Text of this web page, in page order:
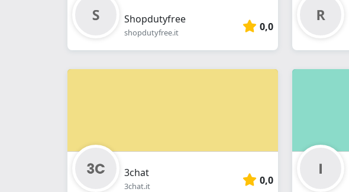
Shopdutyfree
shopdutyfree.it 0,0
3chat
3chat.it 0,0